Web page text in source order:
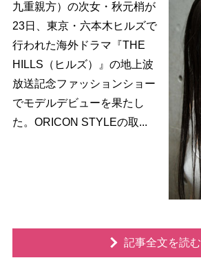
九重親方）の次女・秋元梢が
23日、東京・六本木ヒルズで
行われた海外ドラマ『THE
HILLS（ヒルズ）』の地上波
放送記念ファッションショー
でモデルデビューを果たし
た。ORICON STYLEの取...
記事全文を読む